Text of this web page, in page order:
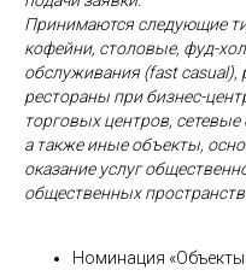
Принимаются следующие
кофейни, столовые, фуд-
обслуживания (fast casual),
рестораны при бизнес-
торговых центров,
а также иные объекты,
оказание услуг
общественных пространств
Номинация